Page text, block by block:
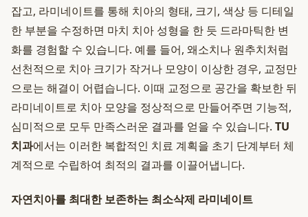
잡고, 라미네이트를 통해 치아의 형태, 크기, 색상 등 디테일
한 부분을 수정하면 마치 치아 성형을 한 듯 드라마틱한 변
화를 경험할 수 있습니다. 예를 들어, 왜소치나 원추치처럼
선천적으로 치아 크기가 작거나 모양이 이상한 경우, 교정만
으로는 해결이 어렵습니다. 이때 교정으로 공간을 확보한 뒤
라미네이트로 치아 모양을 정상적으로 만들어주면 기능적,
심미적으로 모두 만족스러운 결과를 얻을 수 있습니다. TU
치과에서는 이러한 복합적인 치료 계획을 초기 단계부터 체
계적으로 수립하여 최적의 결과를 이끌어냅니다.
자연치아를 최대한 보존하는 최소삭제 라미네이트